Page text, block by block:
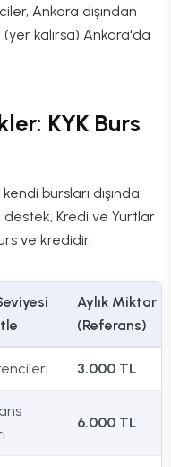
Ankara dışından
kalırsa) Ankara'da
KYK Burs
bursları dışında
Kredi ve Yurtlar
ve kredidir.
Aylık Miktar
(Referans)
3.000 TL
6.000 TL